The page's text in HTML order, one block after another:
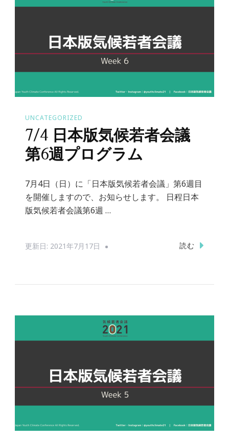
UNCATEGORIZED
7/4 日本版気候若者会議
第6週プログラム
7月4日（日）に「日本版気候若者会議」第6週目
を開催しますので、お知らせします。 日程日本
版気候若者会議第6週 …
更新日: 2021年7月17日 読む